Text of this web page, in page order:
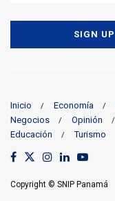
Inicio Economía
Negocios
Opinión
Educación
Turismo
Copyright © SNIP Panamá